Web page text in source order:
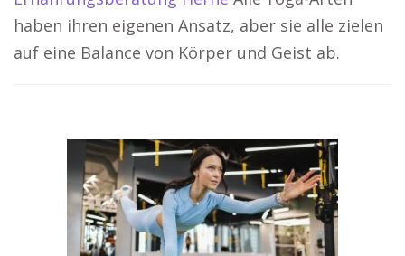
haben ihren eigenen Ansatz, aber sie alle zielen
auf eine Balance von Körper und Geist ab.